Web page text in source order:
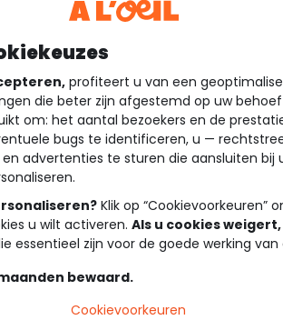
profiteert u van een
die beter zijn afgestemd op uw
om: het aantal bezoekers en de
bugs te identificeren, u —
advertenties te sturen die aansluiten bij
Klik op “Cookievoorkeuren”
u wilt activeren. Als u cookies weigert,
essentieel zijn voor de goede werking van
bewaard.
Cookievoorkeuren